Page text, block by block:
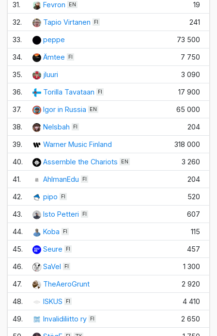
31. Fevron EN 19
32. Tapio Virtanen FI 241
33. peppe 73 500
34. Ämtee FI 7 750
35. jluuri 3 090
36. Torilla Tavataan FI 17 900
37. Igor in Russia EN 65 000
38. Nelsbah FI 204
39. Warner Music Finland 318 000
40. Assemble the Chariots EN 3 260
41. AhlmanEdu FI 204
42. pipo FI 520
43. Isto Petteri FI 607
44. Koba FI 115
45. Seure FI 457
46. SaVel FI 1 300
47. TheAeroGrunt 2 920
48. ISKUS FI 4 410
49. Invalidiliitto ry FI 2 650